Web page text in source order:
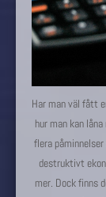
Har man väl fått
hur man kan
flera
destruktivt
mer. Dock finns